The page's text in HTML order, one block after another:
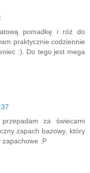
pomadkę i róż do
praktycznie codziennie
:). Do tego jest mega
za świecami
zapach bazowy, który
zapachowe :P